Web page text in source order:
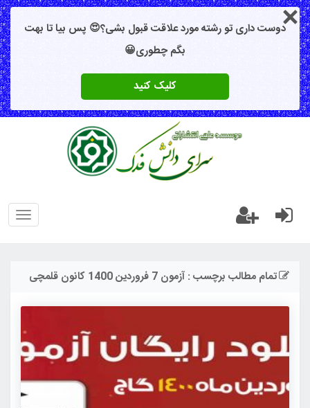
دوست داری تو رشته مورد علاقت قبول بشی؟😍 پس بیا تا بهت
بگم چطوری😀
کلیک کنید
تمام مطالب برچسب : آزمون 7 فروردین 1400 کانون قلمچی